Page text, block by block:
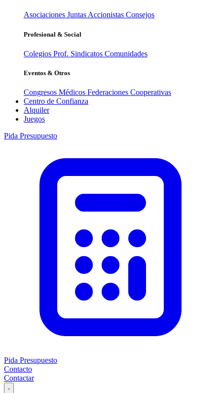
Asociaciones Juntas Accionistas Consejos
Profesional & Social
Colegios Prof. Sindicatos Comunidades
Eventos & Otros
Congresos Médicos Federaciones Cooperativas
Centro de Confianza
Alquiler
Juegos
Pida Presupuesto
Pida Presupuesto
Contacto
Contactar